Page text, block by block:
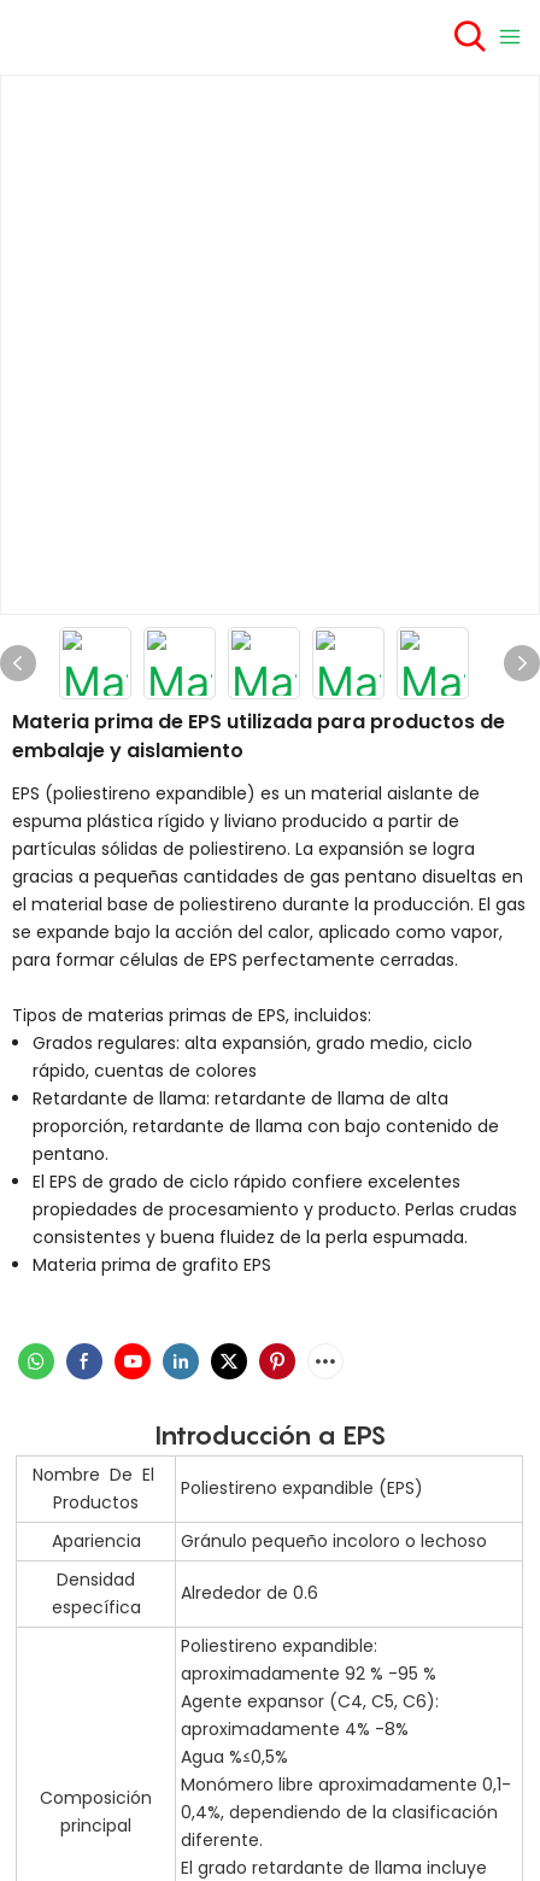
Materia prima de EPS utilizada para productos de
embalaje y aislamiento
EPS (poliestireno expandible) es un material aislante de
espuma plástica rígido y liviano producido a partir de
partículas sólidas de poliestireno. La expansión se logra
gracias a pequeñas cantidades de gas pentano disueltas en
el material base de poliestireno durante la producción. El gas
se expande bajo la acción del calor, aplicado como vapor,
para formar células de EPS perfectamente cerradas.
Tipos de materias primas de EPS, incluidos:
Grados regulares: alta expansión, grado medio, ciclo
rápido, cuentas de colores
Retardante de llama: retardante de llama de alta
proporción, retardante de llama con bajo contenido de
pentano.
El EPS de grado de ciclo rápido confiere excelentes
propiedades de procesamiento y producto. Perlas crudas
consistentes y buena fluidez de la perla espumada.
Materia prima de grafito EPS
Introducción a EPS
Nombre De El
Productos
Poliestireno expandible (EPS)
Apariencia
Gránulo pequeño incoloro o lechoso
Densidad
específica
Alrededor de 0.6
Composición
principal
Poliestireno expandible:
aproximadamente 92 % -95 %
Agente expansor (C4, C5, C6):
aproximadamente 4% -8%
Agua %≤0,5%
Monómero libre aproximadamente 0,1-
0,4%, dependiendo de la clasificación
diferente.
El grado retardante de llama incluye